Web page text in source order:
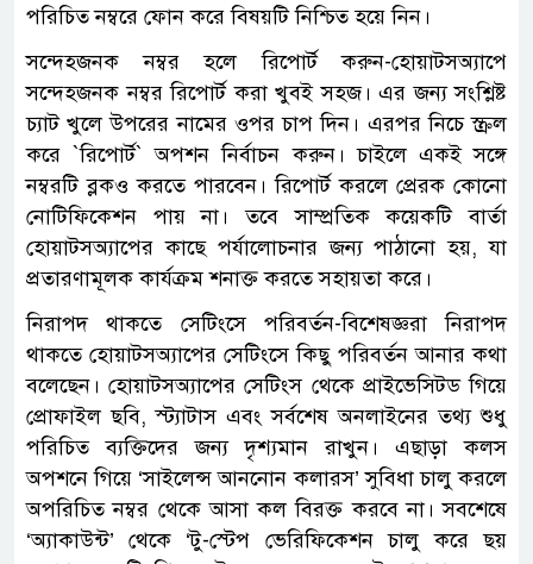
পরিচিত নম্বরে ফোন করে বিষয়টি নিশ্চিত হয়ে নিন।
সন্দেহজনক নম্বর হলে রিপোর্ট করুন-হোয়াটসঅ্যাপে
সন্দেহজনক নম্বর রিপোর্ট করা খুবই সহজ। এর জন্য সংশ্লিষ্ট
চ্যাট খুলে উপরের নামের ওপর চাপ দিন। এরপর নিচে স্ক্রল
করে ‍‍`রিপোর্ট‍‍` অপশন নির্বাচন করুন। চাইলে একই সঙ্গে
নম্বরটি ব্লকও করতে পারবেন। রিপোর্ট করলে প্রেরক কোনো
নোটিফিকেশন পায় না। তবে সাম্প্রতিক কয়েকটি বার্তা
হোয়াটসঅ্যাপের কাছে পর্যালোচনার জন্য পাঠানো হয়, যা
প্রতারণামূলক কার্যক্রম শনাক্ত করতে সহায়তা করে।
নিরাপদ থাকতে সেটিংসে পরিবর্তন-বিশেষজ্ঞরা নিরাপদ
থাকতে হোয়াটসঅ্যাপের সেটিংসে কিছু পরিবর্তন আনার কথা
বলেছেন। হোয়াটসঅ্যাপের সেটিংস থেকে প্রাইভেসিটড গিয়ে
প্রোফাইল ছবি, স্ট্যাটাস এবং সর্বশেষ অনলাইনের তথ্য শুধু
পরিচিত ব্যক্তিদের জন্য দৃশ্যমান রাখুন। এছাড়া কলস
অপশনে গিয়ে ‘সাইলেন্স আননোন কলারস’ সুবিধা চালু করলে
অপরিচিত নম্বর থেকে আসা কল বিরক্ত করবে না। সবশেষে
‘অ্যাকাউন্ট’ থেকে ‘টু-স্টেপ ভেরিফিকেশন চালু করে ছয়